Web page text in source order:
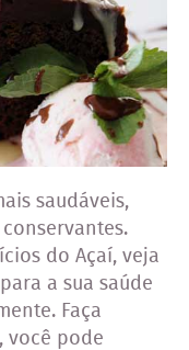
saudáveis,
do Açaí, veja
a sua saúde
Faça
você pode